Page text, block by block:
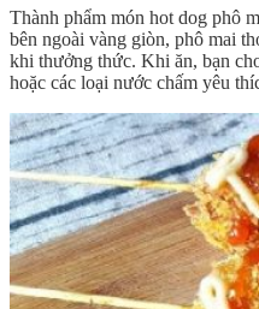
Thành phẩm món hot dog phô
bên ngoài vàng giòn, phô mai
khi thưởng thức. Khi ăn, bạn
hoặc các loại nước chấm yêu